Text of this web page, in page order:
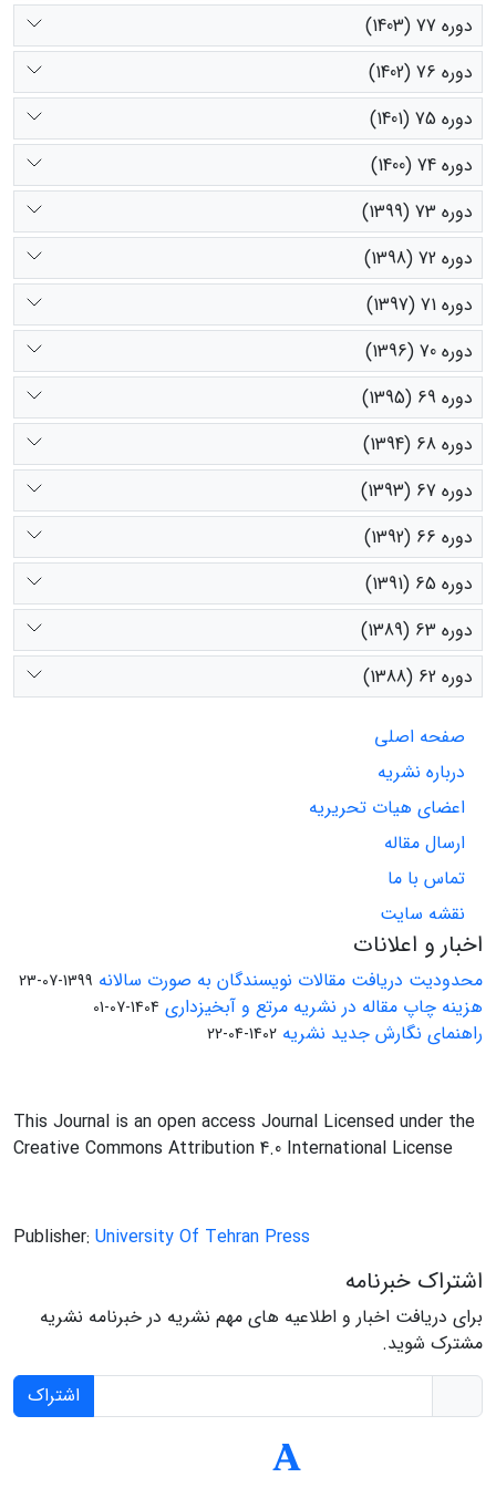
دوره 77 (1403)
دوره 76 (1402)
دوره 75 (1401)
دوره 74 (1400)
دوره 73 (1399)
دوره 72 (1398)
دوره 71 (1397)
دوره 70 (1396)
دوره 69 (1395)
دوره 68 (1394)
دوره 67 (1393)
دوره 66 (1392)
دوره 65 (1391)
دوره 63 (1389)
دوره 62 (1388)
صفحه اصلی
درباره نشریه
اعضای هیات تحریریه
ارسال مقاله
تماس با ما
نقشه سایت
اخبار و اعلانات
محدودیت دریافت مقالات نویسندگان به صورت سالانه 1399-07-23
هزینه چاپ مقاله در نشریه مرتع و آبخیزداری 1404-07-01
راهنمای نگارش جدید نشریه 1402-04-22
This Journal is an open access Journal Licensed under the
Creative Commons Attribution 4.0 International License
Publisher: University Of Tehran Press
اشتراک خبرنامه
برای دریافت اخبار و اطلاعیه های مهم نشریه در خبرنامه نشریه
مشترک شوید.
اشتراک